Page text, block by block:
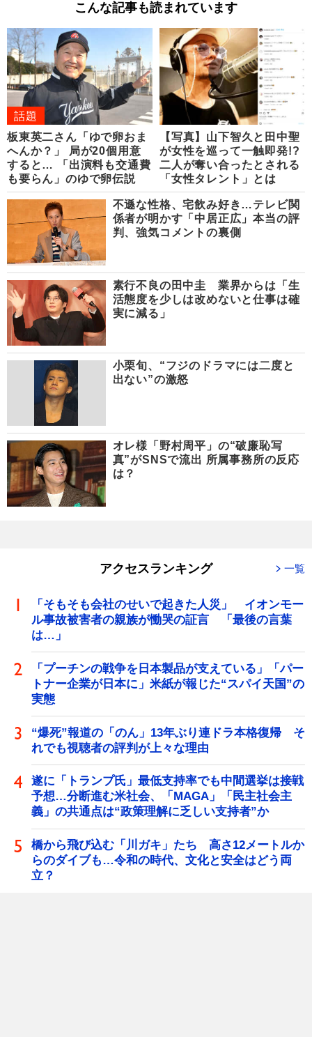
こんな記事も読まれています
話題
板東英二さん「ゆで卵おま
へんか？」 局が20個用意
すると… 「出演料も交通費
も要らん」のゆで卵伝説
【写真】山下智久と田中聖
が女性を巡って一触即発!?
二人が奪い合ったとされる
「女性タレント」とは
不遜な性格、宅飲み好き…テレビ関
係者が明かす「中居正広」本当の評
判、強気コメントの裏側
素行不良の田中圭 業界からは「生
活態度を少しは改めないと仕事は確
実に減る」
小栗旬、“フジのドラマには二度と
出ない”の激怒
オレ様「野村周平」の“破廉恥写
真”がSNSで流出 所属事務所の反応
は？
アクセスランキング 一覧
「そもそも会社のせいで起きた人災」 イオンモー
ル事故被害者の親族が慟哭の証言 「最後の言葉
は…」
「プーチンの戦争を日本製品が支えている」「パー
トナー企業が日本に」米紙が報じた“スパイ天国”の
実態
“爆死”報道の「のん」13年ぶり連ドラ本格復帰 そ
れでも視聴者の評判が上々な理由
遂に「トランプ氏」最低支持率でも中間選挙は接戦
予想…分断進む米社会、「MAGA」「民主社会主
義」の共通点は“政策理解に乏しい支持者”か
橋から飛び込む「川ガキ」たち 高さ12メートルか
らのダイブも…令和の時代、文化と安全はどう両
立？